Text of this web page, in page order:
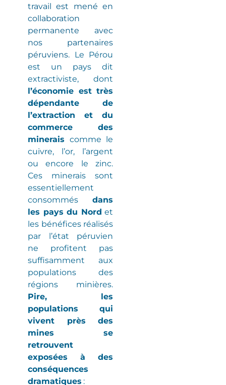
travail est mené en
collaboration
permanente avec
nos partenaires
péruviens. Le Pérou
est un pays dit
extractiviste, dont
l’économie est très
dépendante de
l’extraction et du
commerce des
minerais comme le
cuivre, l’or, l’argent
ou encore le zinc.
Ces minerais sont
essentiellement
consommés dans
les pays du Nord et
les bénéfices réalisés
par l’état péruvien
ne profitent pas
suffisamment aux
populations des
régions minières.
Pire, les
populations qui
vivent près des
mines se
retrouvent
exposées à des
conséquences
dramatiques :